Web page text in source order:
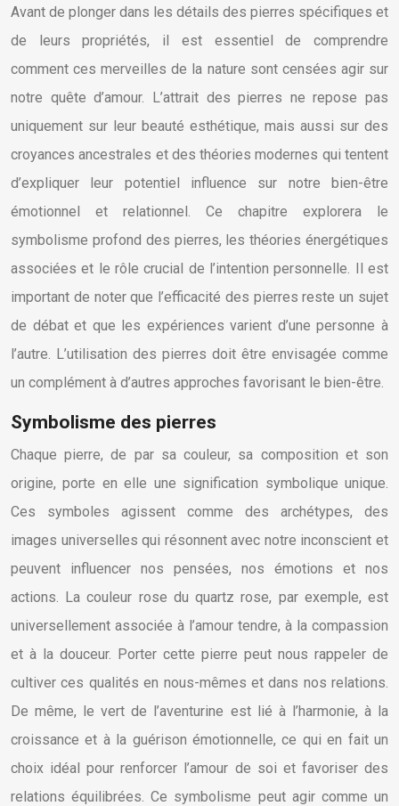
Avant de plonger dans les détails des pierres spécifiques et
de leurs propriétés, il est essentiel de comprendre
comment ces merveilles de la nature sont censées agir sur
notre quête d’amour. L’attrait des pierres ne repose pas
uniquement sur leur beauté esthétique, mais aussi sur des
croyances ancestrales et des théories modernes qui tentent
d’expliquer leur potentiel influence sur notre bien-être
émotionnel et relationnel. Ce chapitre explorera le
symbolisme profond des pierres, les théories énergétiques
associées et le rôle crucial de l’intention personnelle. Il est
important de noter que l’efficacité des pierres reste un sujet
de débat et que les expériences varient d’une personne à
l’autre. L’utilisation des pierres doit être envisagée comme
un complément à d’autres approches favorisant le bien-être.
Symbolisme des pierres
Chaque pierre, de par sa couleur, sa composition et son
origine, porte en elle une signification symbolique unique.
Ces symboles agissent comme des archétypes, des
images universelles qui résonnent avec notre inconscient et
peuvent influencer nos pensées, nos émotions et nos
actions. La couleur rose du quartz rose, par exemple, est
universellement associée à l’amour tendre, à la compassion
et à la douceur. Porter cette pierre peut nous rappeler de
cultiver ces qualités en nous-mêmes et dans nos relations.
De même, le vert de l’aventurine est lié à l’harmonie, à la
croissance et à la guérison émotionnelle, ce qui en fait un
choix idéal pour renforcer l’amour de soi et favoriser des
relations équilibrées. Ce symbolisme peut agir comme un